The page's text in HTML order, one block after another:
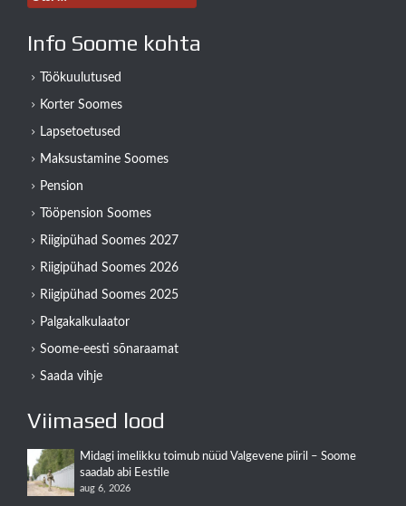
Info Soome kohta
Töökuulutused
Korter Soomes
Lapsetoetused
Maksustamine Soomes
Pension
Tööpension Soomes
Riigipühad Soomes 2027
Riigipühad Soomes 2026
Riigipühad Soomes 2025
Palgakalkulaator
Soome-eesti sõnaraamat
Saada vihje
Viimased lood
Midagi imelikku toimub nüüd Valgevene piiril – Soome
saadab abi Eestile
aug 6, 2026